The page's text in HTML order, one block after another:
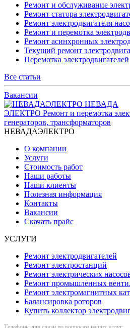
Ремонт и обслуживание
Ремонт статора
Ремонт электродвигателя
Ремонт и перемотка
Ремонт асинхронных
Текущий ремонт
Перемотка электродвигателей
Все статьи
Вакансии
НЕВАДА
ЭЛЕКТРО Ремонт и перемотка
генераторов, трансформаторов
НЕВАДАЭЛЕКТРО
О компании
Услуги
Стоимость работ
Наши работы
Наши клиенты
Полезная информация
Контакты
Вакансии
Скачать прайс
УСЛУГИ
Ремонт электродвигателей
Ремонт электростанций
Ремонт электрических
Ремонт промышленных
Ремонт электромагнитных
Балансировка роторов
Купить коллектор